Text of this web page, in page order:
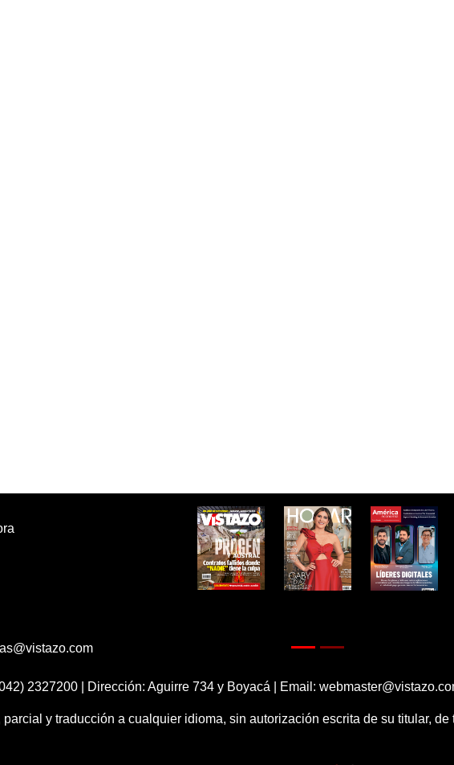
2327200 | Dirección: Aguirre 734 y Boyacá | Email:
y traducción a cualquier idioma, sin autorización escrita de su titular,